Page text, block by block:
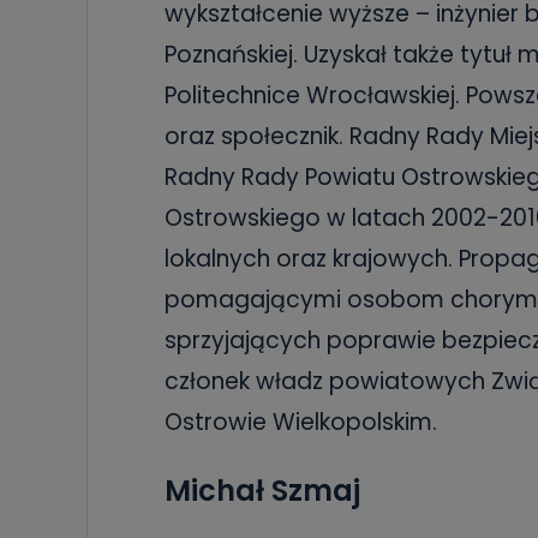
19 dostępu do
ich
sprzeciwu
Do kiedy
Do czasu
Jakie
Państwa (lub
źródeł
adres
oraz
Jak
Można to
wykształcenie wyższe –
Poznańskiej. Uzyskał także
Politechnice Wrocławskiej.
oraz społecznik. Radny Rady
Radny Rady Powiatu
Ostrowskiego w latach 2002-
lokalnych oraz krajowych.
pomagającymi osobom chorym
sprzyjających poprawie
członek władz powiatowych
Ostrowie Wielkopolskim.
Michał Szmaj